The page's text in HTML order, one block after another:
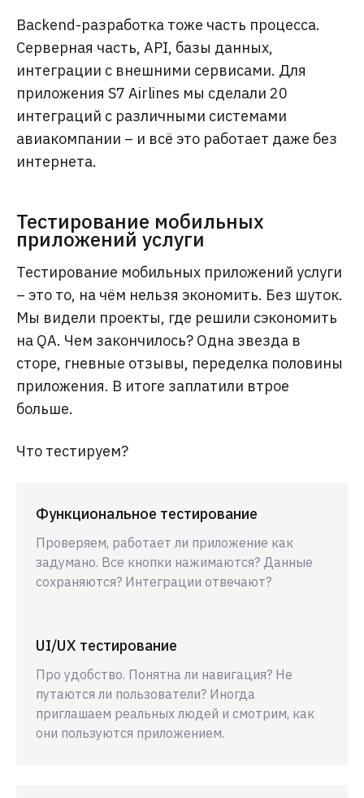
Backend-разработка тоже часть процесса.
Серверная часть, API, базы данных,
интеграции с внешними сервисами. Для
приложения S7 Airlines мы сделали 20
интеграций с различными системами
авиакомпании – и всё это работает даже без
интернета.
Тестирование мобильных
приложений услуги
Тестирование мобильных приложений услуги
– это то, на чём нельзя экономить. Без шуток.
Мы видели проекты, где решили сэкономить
на QA. Чем закончилось? Одна звезда в
сторе, гневные отзывы, переделка половины
приложения. В итоге заплатили втрое
больше.
Что тестируем?
Функциональное тестирование
Проверяем, работает ли приложение как
задумано. Все кнопки нажимаются? Данные
сохраняются? Интеграции отвечают?
UI/UX тестирование
Про удобство. Понятна ли навигация? Не
путаются ли пользователи? Иногда
приглашаем реальных людей и смотрим, как
они пользуются приложением.